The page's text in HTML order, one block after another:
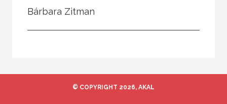
Bárbara Zitman
© COPYRIGHT 2026, AKAL